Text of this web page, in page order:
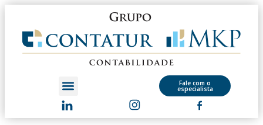
Fale com o
especialista